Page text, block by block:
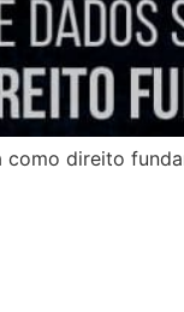
direito